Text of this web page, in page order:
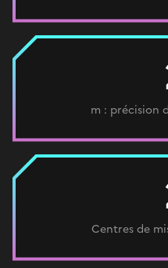
m : précision
Centres de